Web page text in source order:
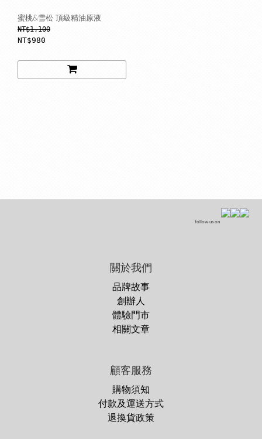
蜜桃&雪松 頂級精油原液
NT$1,100
NT$980
follow us on
關於我們
品牌故事
創辦人
體驗門市
相關文章
顧客服務
購物須知
付款及運送方式
退換貨政策